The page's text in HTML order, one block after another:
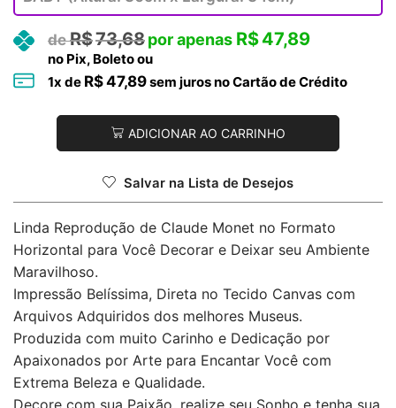
R$73,68 R$47,89
no Pix, Boleto ou
1x de R$47,89sem juros no Cartão de Crédito
ADICIONAR AO CARRINHO
Salvar na Lista de Desejos
Linda Reprodução de Claude Monet no Formato
Horizontal para Você Decorar e Deixar seu Ambiente
Maravilhoso.
Impressão Belíssima, Direta no Tecido Canvas com
Arquivos Adquiridos dos melhores Museus.
Produzida com muito Carinho e Dedicação por
Apaixonados por Arte para Encantar Você com
Extrema Beleza e Qualidade.